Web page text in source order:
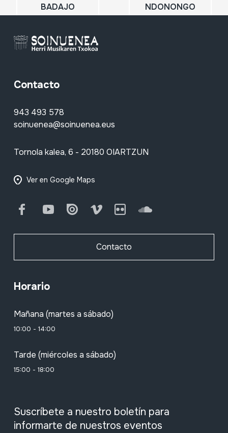
BADAJO NDONONGO
Contacto
943 493 578
soinuenea@soinuenea.eus
Tornola kalea, 6 - 20180 OIARTZUN
Ver en Google Maps
FacebookYoutube Issuu Vimeo Flickr SoundCloud
Contacto
Horario
Mañana (martes a sábado)
10:00 - 14:00
Tarde (miércoles a sábado)
15:00 - 18:00
Suscríbete a nuestro boletín para
informarte de nuestros eventos